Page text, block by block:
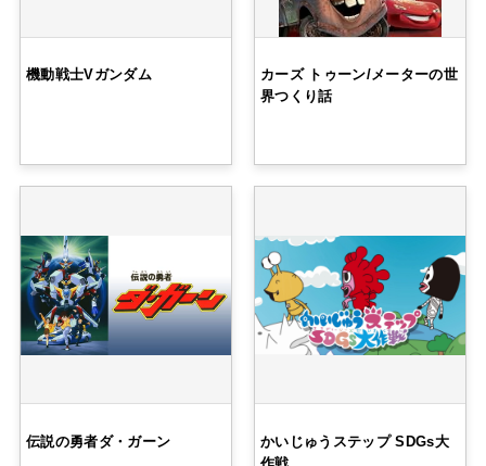
機動戦士Vガンダム
カーズ トゥーン/メーターの世
界つくり話
伝説の勇者ダ・ガーン
かいじゅうステップ SDGs大